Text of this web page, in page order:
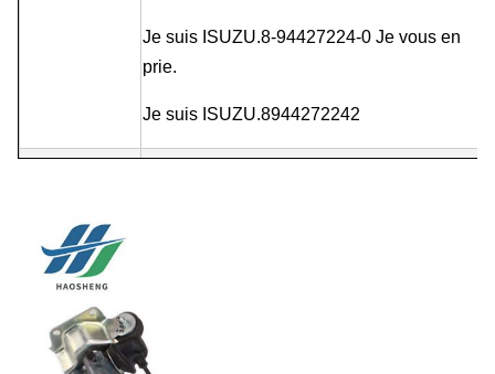
Je suis ISUZU.8-94427224-0 Je vous en
prie.
Je suis ISUZU.8944272242
Taille:
La norme
voiture:
Qualité: